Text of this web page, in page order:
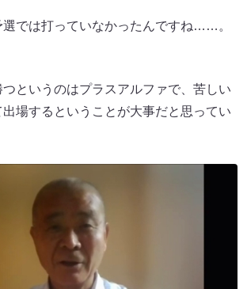
では打っていなかったんですね……。
というのはプラスアルファで、苦しい
場するということが大事だと思ってい